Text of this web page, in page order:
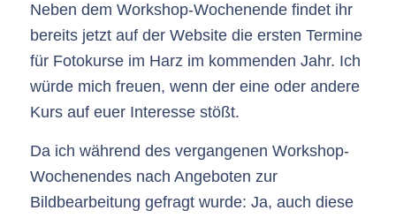
Neben dem Workshop-Wochenende findet ihr
bereits jetzt auf der Website die ersten Termine
für Fotokurse im Harz im kommenden Jahr. Ich
würde mich freuen, wenn der eine oder andere
Kurs auf euer Interesse stößt.
Da ich während des vergangenen Workshop-
Wochenendes nach Angeboten zur
Bildbearbeitung gefragt wurde: Ja, auch diese